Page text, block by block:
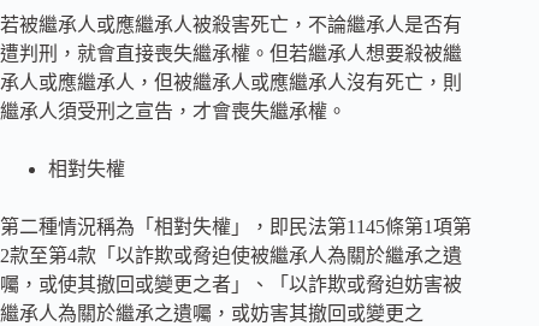
若被繼承人或應繼承人被殺害死亡，不論繼承人是否有
遭判刑，就會直接喪失繼承權。但若繼承人想要殺被繼
承人或應繼承人，但被繼承人或應繼承人沒有死亡，則
繼承人須受刑之宣告，才會喪失繼承權。
相對失權
第二種情況稱為「相對失權」，即民法第1145條第1項第
2款至第4款「以詐欺或脅迫使被繼承人為關於繼承之遺
囑，或使其撤回或變更之者」、「以詐欺或脅迫妨害被
繼承人為關於繼承之遺囑，或妨害其撤回或變更之